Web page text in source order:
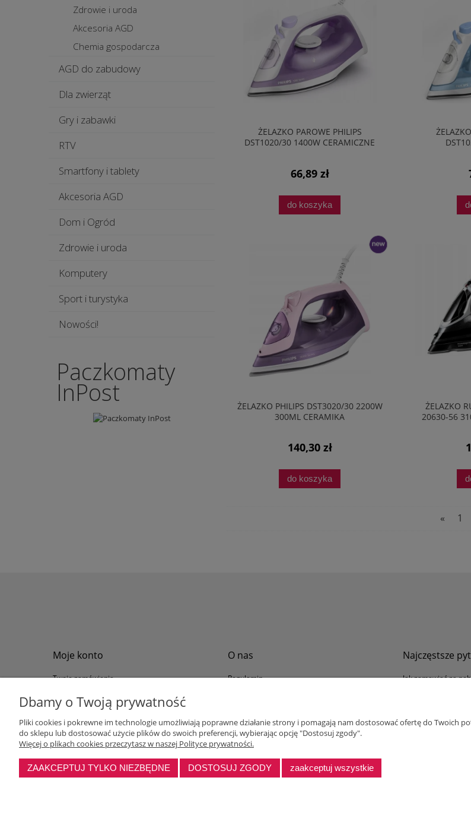
Zdrowie i uroda
Akcesoria AGD
Chemia gospodarcza
AGD do zabudowy
Dla zwierząt
Gry i zabawki
RTV
Smartfony i tablety
Akcesoria AGD
Dom i Ogród
Zdrowie i uroda
Komputery
Sport i turystyka
Nowości!
Paczkomaty
InPost
ŻELAZKO PAROWE PHILIPS
DST1020/30 1400W CERAMICZNE
66,89 zł
do koszyka
ŻELAZKO PHILIPS DST3020/30 2200W
300ML CERAMIKA
140,30 zł
do koszyka
ŻELAZKO
20630-56
« 1
Moje konto
Twoje zamówienia
Ustawienia konta
O nas
Regulamin
Polityka prywatności
Program lojalnościowy dla firm
Najczęstsze
Jak zamawiać za
Dbamy o Twoją prywatność
Pliki cookies i pokrewne im technologie umożliwiają poprawne działanie strony i pomagają nam dostosować ofertę do Twoich
do sklepu lub dostosować użycie plików do swoich preferencji, wybierając opcję "Dostosuj zgody".
Więcej o plikach cookies przeczytasz w naszej Polityce prywatności.
ZAAKCEPTUJ TYLKO NIEZBĘDNE DOSTOSUJ ZGODY zaakceptuj wszystkie